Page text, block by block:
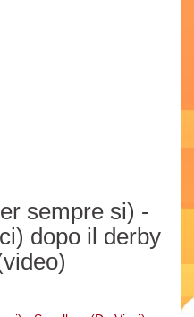
sempre si) -
dopo il derby